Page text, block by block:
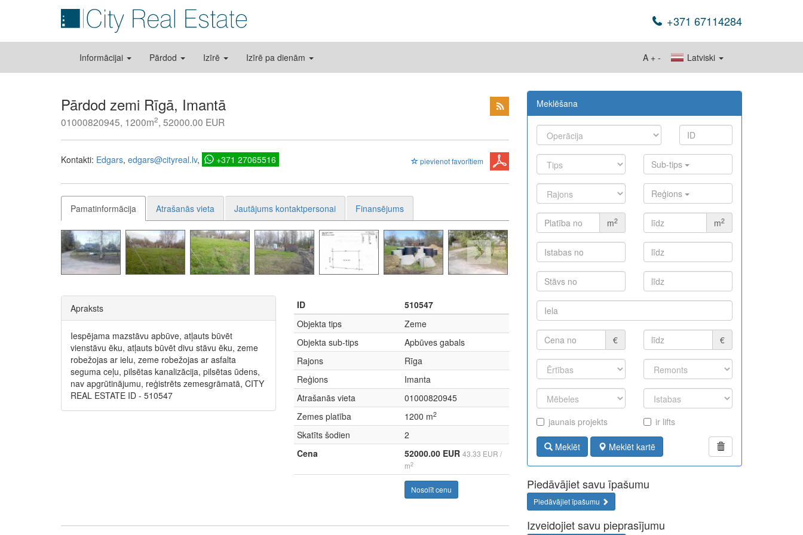
+371 67114284
Informācijai Pārdod Izīrē Izīrē pa dienām Latviski
A + -
Pārdod zemi Rīgā, Imantā
01000820945, 1200m2, 52000.00 EUR
pievienot favorītiem
Kontakti: Edgars edgars@cityreal.lv +371 27065516
Pamatinformācija Atrašanās vieta Jautājums kontaktpersonai Finansējums
Apraksts
Iespējama mazstāvu apbūve, atļauts būvēt
vienstāvu ēku, atļauts būvēt divu stāvu ēku, zeme
robežojas ar ielu, zeme robežojas ar asfalta
seguma ceļu, pilsētas kanalizācija, pilsētas ūdens,
nav apgrūtinājumu, reģistrēts zemesgrāmatā, CITY
REAL ESTATE ID - 510547
ID
510547
Objekta tips
Zeme
Objekta sub-tips
Apbūves gabals
Rajons
Rīga
Reģions
Imanta
Atrašanās vieta
01000820945
Zemes platība
1200 m2
Skatīts šodien
2
Cena
52000.00 EUR 43.33 EUR /
m2
Nosolīt cenu
Meklēšana
Sub-tips
Reģions
m2 m2
€ €
jaunais projekts ir lifts
Meklēt Meklēt kartē
Piedāvājiet savu īpašumu
Piedāvājiet īpašumu
Izveidojiet savu pieprasījumu